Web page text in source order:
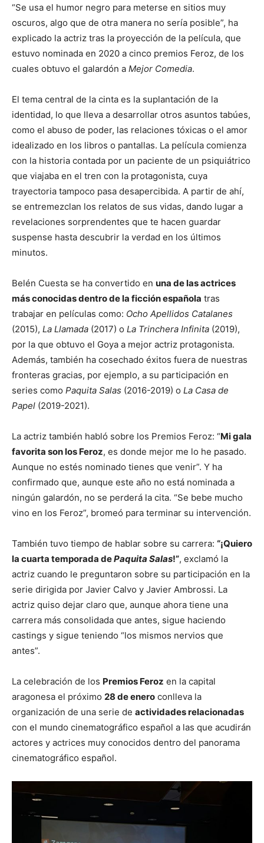
“Se usa el humor negro para meterse en sitios muy
oscuros, algo que de otra manera no sería posible”, ha
explicado la actriz tras la proyección de la película, que
estuvo nominada en 2020 a cinco premios Feroz, de los
cuales obtuvo el galardón a Mejor Comedia.
El tema central de la cinta es la suplantación de la
identidad, lo que lleva a desarrollar otros asuntos tabúes,
como el abuso de poder, las relaciones tóxicas o el amor
idealizado en los libros o pantallas. La película comienza
con la historia contada por un paciente de un psiquiátrico
que viajaba en el tren con la protagonista, cuya
trayectoria tampoco pasa desapercibida. A partir de ahí,
se entremezclan los relatos de sus vidas, dando lugar a
revelaciones sorprendentes que te hacen guardar
suspense hasta descubrir la verdad en los últimos
minutos.
Belén Cuesta se ha convertido en una de las actrices
más conocidas dentro de la ficción española tras
trabajar en películas como: Ocho Apellidos Catalanes
(2015), La Llamada (2017) o La Trinchera Infinita (2019),
por la que obtuvo el Goya a mejor actriz protagonista.
Además, también ha cosechado éxitos fuera de nuestras
fronteras gracias, por ejemplo, a su participación en
series como Paquita Salas (2016-2019) o La Casa de
Papel (2019-2021).
La actriz también habló sobre los Premios Feroz: “Mi gala
favorita son los Feroz, es donde mejor me lo he pasado.
Aunque no estés nominado tienes que venir”. Y ha
confirmado que, aunque este año no está nominada a
ningún galardón, no se perderá la cita. “Se bebe mucho
vino en los Feroz”, bromeó para terminar su intervención.
También tuvo tiempo de hablar sobre su carrera: “¡Quiero
la cuarta temporada dePaquita Salas!”, exclamó la
actriz cuando le preguntaron sobre su participación en la
serie dirigida por Javier Calvo y Javier Ambrossi. La
actriz quiso dejar claro que, aunque ahora tiene una
carrera más consolidada que antes, sigue haciendo
castings y sigue teniendo “los mismos nervios que
antes”.
La celebración de los Premios Feroz en la capital
aragonesa el próximo 28 de enero conlleva la
organización de una serie de actividades relacionadas
con el mundo cinematográfico español a las que acudirán
actores y actrices muy conocidos dentro del panorama
cinematográfico español.